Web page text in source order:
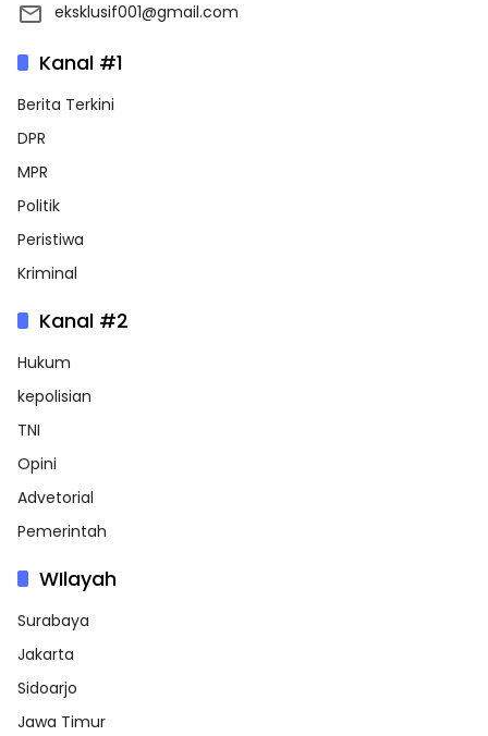
eksklusif001@gmail.com
Kanal #1
Berita Terkini
DPR
MPR
Politik
Peristiwa
Kriminal
Kanal #2
Hukum
kepolisian
TNI
Opini
Advetorial
Pemerintah
WIlayah
Surabaya
Jakarta
Sidoarjo
Jawa Timur